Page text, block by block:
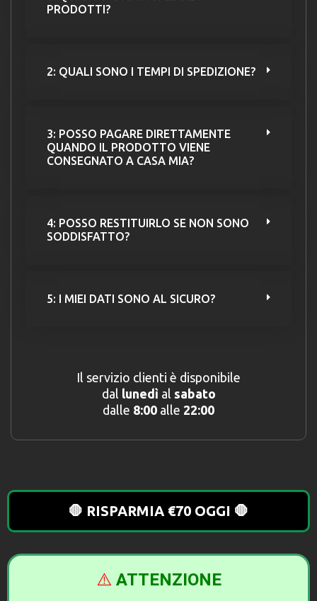
PRODOTTI?
2: QUALI SONO I TEMPI DI SPEDIZIONE?
3: POSSO PAGARE DIRETTAMENTE
QUANDO IL PRODOTTO VIENE
CONSEGNATO A CASA MIA?
4: POSSO RESTITUIRLO SE NON SONO
SODDISFATTO?
5: I MIEI DATI SONO AL SICURO?
Il servizio clienti è disponibile
dal lunedì al sabato
dalle 8:00 alle 22:00
🛑 RISPARMIA €70 OGGI 🛑
⚠️ ATTENZIONE